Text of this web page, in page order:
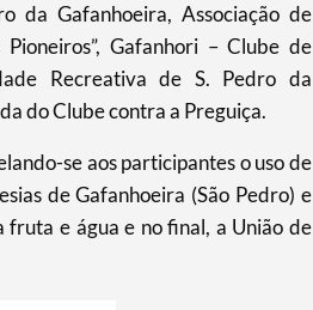
da Gafanhoeira, Associação de
Gafanhori – Clube de
Recreativa de S. Pedro da
do Clube contra a Preguiça.
se aos participantes o uso de
de Gafanhoeira (São Pedro) e
e água e no final, a União de